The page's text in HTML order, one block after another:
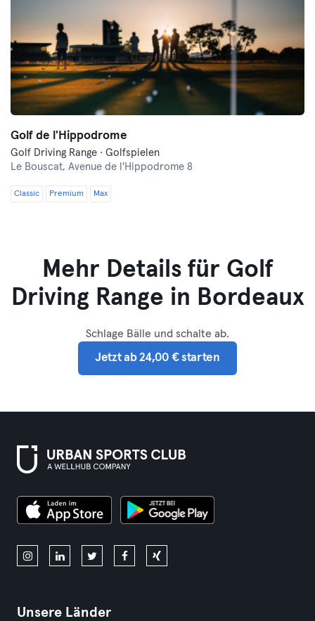
Golf de l'Hippodrome
Golf Driving Range · Golfspielen
Le Bouscat, Avenue de l'Hippodrome 8
Classic Premium Max
Mehr Details für Golf
Driving Range in Bordeaux
Schlage Bälle und schalte ab.
Jetzt ab 24,00 € starten
Unsere Länder